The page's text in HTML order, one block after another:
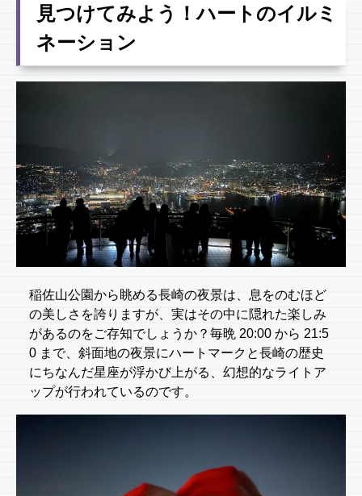
見つけてみよう！ハートのイルミ
ネーション
稲佐山公園から眺める長崎の夜景は、息をのむほど
の美しさを誇りますが、実はその中に隠れた楽しみ
があるのをご存知でしょうか？毎晩 20:00 から 21:5
0 まで、斜面地の夜景にハートマークと長崎の歴史
にちなんだ星座が浮かび上がる、幻想的なライトア
ップが行われているのです。